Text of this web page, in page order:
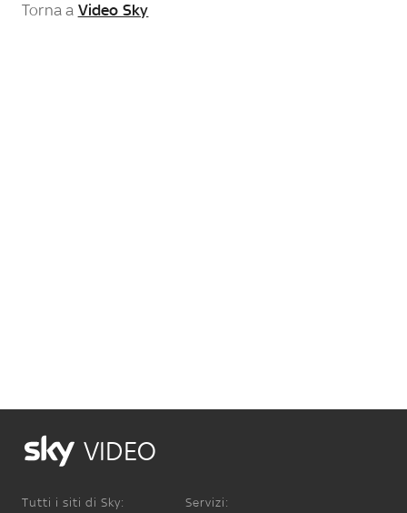
Torna a Video Sky
VIDEO
Tutti i siti di Sky: Servizi: